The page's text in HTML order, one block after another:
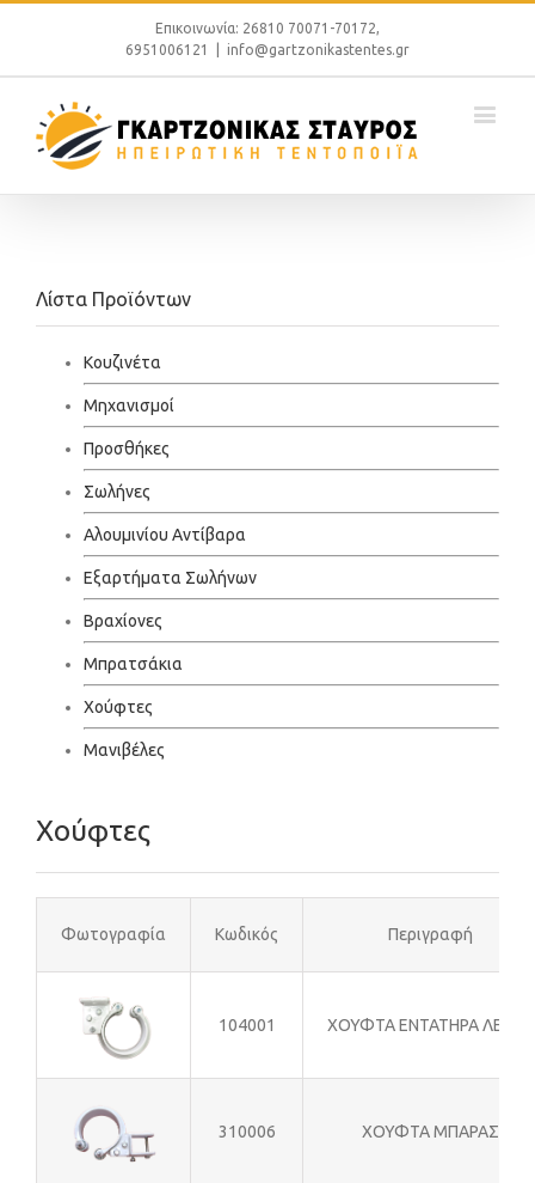
Επικοινωνία: 26810 70071-70172,
6951006121
info@gartzonikastentes.gr
Λίστα Προϊόντων
Κουζινέτα
Μηχανισμοί
Προσθήκες
Σωλήνες
Αλουμινίου Αντίβαρα
Εξαρτήματα Σωλήνων
Βραχίονες
Μπρατσάκια
Χούφτες
Μανιβέλες
Χούφτες
Φωτογραφία Κωδικός Περιγραφή
104001 ΧΟΥΦΤΑ ΕΝΤΑΤΗΡΑ ΛΕΥΚΗ
310006 ΧΟΥΦΤΑ ΜΠΑΡΑΣ